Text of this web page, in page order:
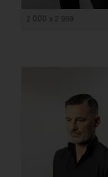
2 000 x 2 999